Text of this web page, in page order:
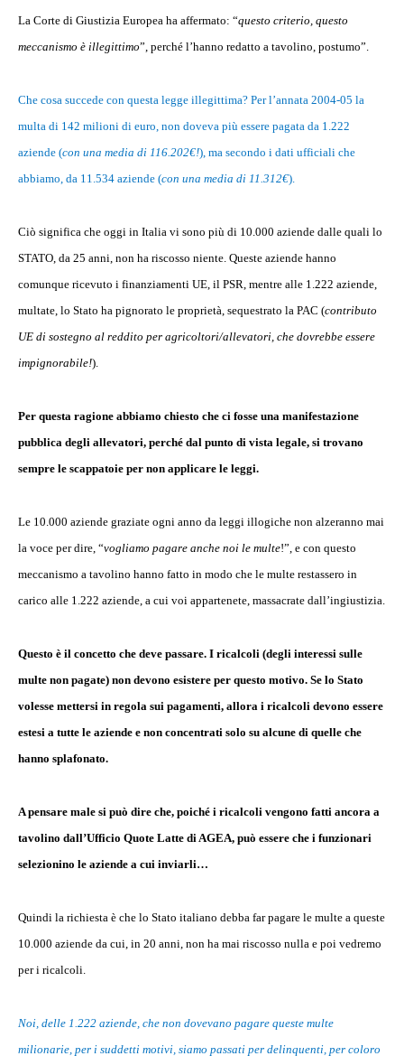
La Corte di Giustizia Europea ha affermato: “questo criterio, questo
meccanismo è illegittimo”, perché l’hanno redatto a tavolino, postumo”.
Che cosa succede con questa legge illegittima? Per l’annata 2004-05 la
multa di 142 milioni di euro, non doveva più essere pagata da 1.222
aziende (con una media di 116.202€!), ma secondo i dati ufficiali che
abbiamo, da 11.534 aziende (con una media di 11.312€).
Ciò significa che oggi in Italia vi sono più di 10.000 aziende dalle quali lo
STATO, da 25 anni, non ha riscosso niente. Queste aziende hanno
comunque ricevuto i finanziamenti UE, il PSR, mentre alle 1.222 aziende,
multate, lo Stato ha pignorato le proprietà, sequestrato la PAC (contributo
UE di sostegno al reddito per agricoltori/allevatori, che dovrebbe essere
impignorabile!).
Per questa ragione abbiamo chiesto che ci fosse una manifestazione
pubblica degli allevatori, perché dal punto di vista legale, si trovano
sempre le scappatoie per non applicare le leggi.
Le 10.000 aziende graziate ogni anno da leggi illogiche non alzeranno mai
la voce per dire, “vogliamo pagare anche noi le multe!”, e con questo
meccanismo a tavolino hanno fatto in modo che le multe restassero in
carico alle 1.222 aziende, a cui voi appartenete, massacrate dall’ingiustizia.
Questo è il concetto che deve passare. I ricalcoli (degli interessi sulle
multe non pagate) non devono esistere per questo motivo. Se lo Stato
volesse mettersi in regola sui pagamenti, allora i ricalcoli devono essere
estesi a tutte le aziende e non concentrati solo su alcune di quelle che
hanno splafonato.
A pensare male si può dire che, poiché i ricalcoli vengono fatti ancora a
tavolino dall’Ufficio Quote Latte di AGEA, può essere che i funzionari
selezionino le aziende a cui inviarli…
Quindi la richiesta è che lo Stato italiano debba far pagare le multe a queste
10.000 aziende da cui, in 20 anni, non ha mai riscosso nulla e poi vedremo
per i ricalcoli.
Noi, delle 1.222 aziende, che non dovevano pagare queste multe
milionarie, per i suddetti motivi, siamo passati per delinquenti, per coloro